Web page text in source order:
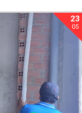
23
05